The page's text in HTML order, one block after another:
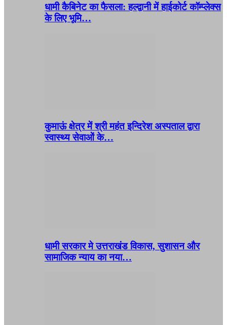
धामी कैबिनेट का फैसला: हल्द्वानी में हाईकोर्ट कॉम्प्लेक्स
के लिए भूमि…
कुमाऊं क्षेत्र में श्री महंत इन्दिरेश अस्पताल द्वारा
स्वास्थ्य सेवाओं के…
धामी सरकार मे उत्तराखंड विकास, सुशासन और
सामाजिक न्याय का नया…